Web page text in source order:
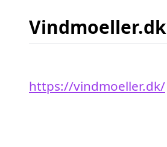
Vindmoeller.dk
https://vindmoeller.dk/